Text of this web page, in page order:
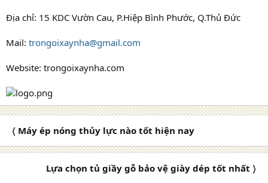
Địa chỉ: 15 KDC Vườn Cau, P.Hiệp Bình Phước, Q.Thủ Đức
Mail: trongoixaynha@gmail.com
Website: trongoixaynha.com
〈 Máy ép nóng thủy lực nào tốt hiện nay
Lựa chọn tủ giầy gỗ bảo vệ giày dép tốt nhất 〉